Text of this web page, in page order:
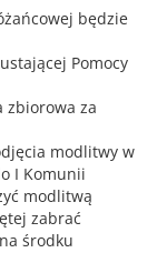
będzie
Pomocy
zbiorowa za
modlitwy w
I Komunii
modlitwą
zabrać
środku